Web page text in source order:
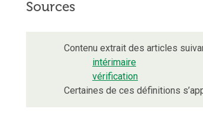
Sources
Contenu extrait des articles
intérimaire
vérification
Certaines de ces définitions